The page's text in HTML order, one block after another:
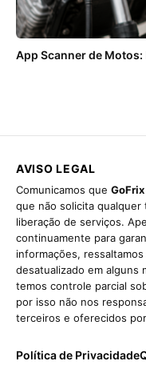
App Scanner de
AVISO LEGAL
Comunicamos que GoFrix
que não solicita qualquer
liberação de serviços.
continuamente para
informações,
desatualizado em alguns
temos controle parcial
por isso não nos
terceiros e oferecidos
Política de Privacidade